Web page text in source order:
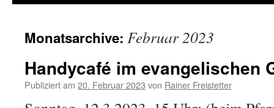
springen
Monatsarchive: Februar 2023
Handycafé im evangelischen
Publiziert am 20. Februar 2023 von Rainer Freistetter